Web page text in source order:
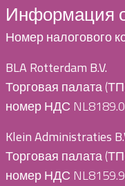
Информация
Номер налогового
BLA Rotterdam B.V.
Торговая палата
номер НДС
Klein Administraties
Торговая палата
номер НДС